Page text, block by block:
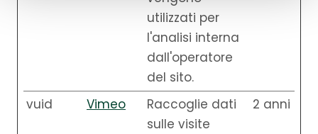
utilizzati per
l'analisi interna
dall'operatore
del sito.
vuid Vimeo
Raccoglie dati
sulle visite
2 anni